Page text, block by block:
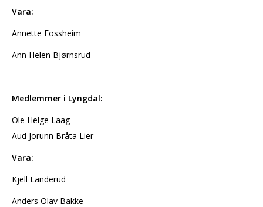
Vara:
Annette Fossheim
Ann Helen Bjørnsrud
Medlemmer i Lyngdal:
Ole Helge Laag
Aud Jorunn Bråta Lier
Vara:
Kjell Landerud
Anders Olav Bakke